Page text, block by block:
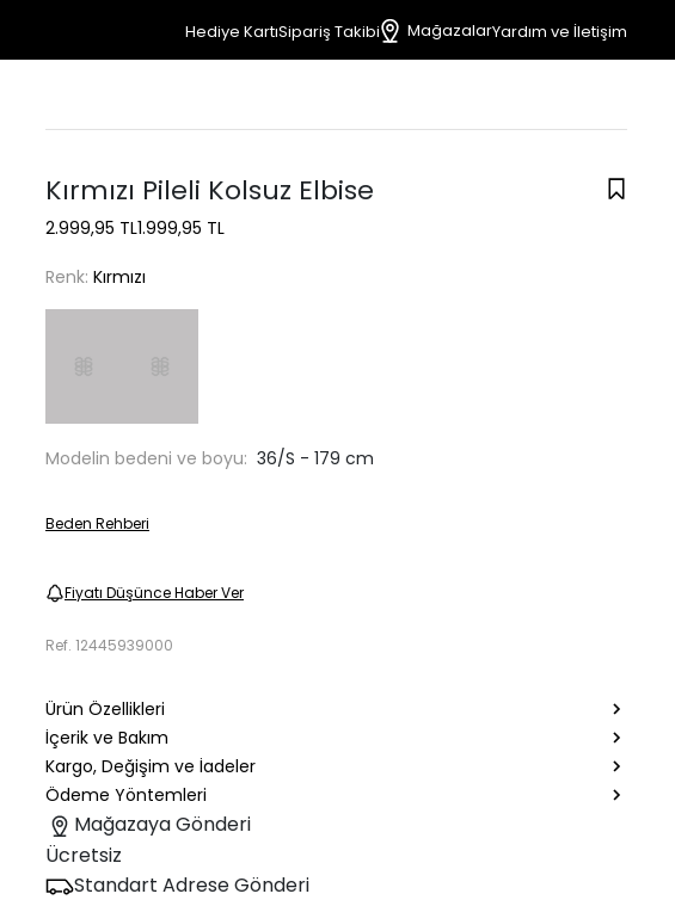
Hediye KartıSipariş Takibi MağazalarYardım ve İletişim
Kırmızı Pileli Kolsuz Elbise
2.999,95 TL1.999,95 TL
Renk: Kırmızı
Modelin bedeni ve boyu: 36/S - 179 cm
Beden Rehberi
Fiyatı Düşünce Haber Ver
Ref. 12445939000
Ürün Özellikleri
İçerik ve Bakım
Kargo, Değişim ve İadeler
Ödeme Yöntemleri
Mağazaya Gönderi
Ücretsiz
Standart Adrese Gönderi